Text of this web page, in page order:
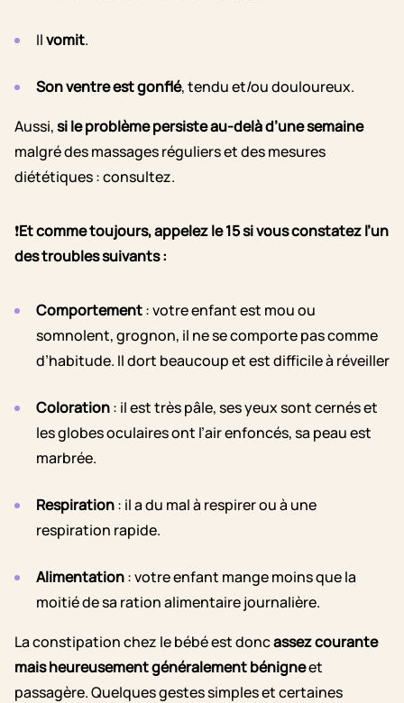
Ilvomit.
Son ventre est gonflé, tendu et/ou douloureux.
Aussi,si le problème persiste au-delà d’une semaine
malgré des massages réguliers et des mesures
diététiques : consultez.
❗Et comme toujours, appelez le 15 si vous constatez l’un
des troubles suivants :
Comportement: votre enfant est mou ou
somnolent, grognon, il ne se comporte pas comme
d’habitude. Il dort beaucoup et est difficile à réveiller
Coloration: il est très pâle, ses yeux sont cernés et
les globes oculaires ont l’air enfoncés, sa peau est
marbrée.
Respiration: il a du mal à respirer ou à une
respiration rapide.
Alimentation: votre enfant mange moins que la
moitié de sa ration alimentaire journalière.
La constipation chez le bébé est doncassez courante
mais heureusement généralement bénigneet
passagère. Quelques gestes simples et certaines